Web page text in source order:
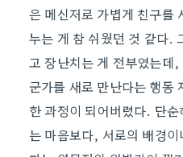
은 메신저로 가볍게 친구를
누는 게 참 쉬웠던 것 같다.
고 장난치는 게 전부였는데
군가를 새로 만난다는 행동
한 과정이 되어버렸다. 단
는 마음보다, 서로의 배경